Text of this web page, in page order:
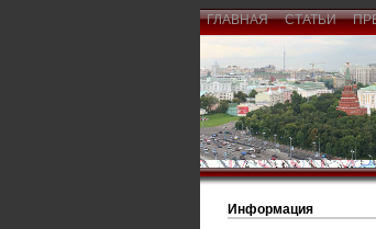
ГЛАВНАЯ СТАТЬИ
Информация